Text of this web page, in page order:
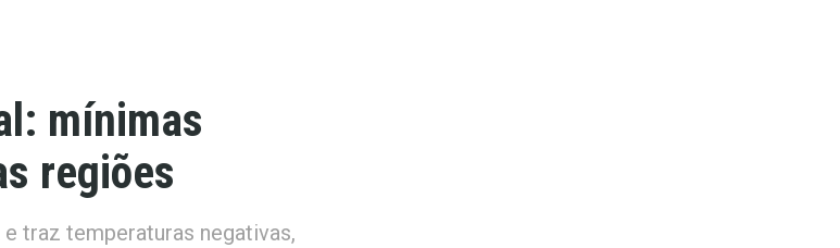
mínimas
regiões
traz temperaturas negativas,